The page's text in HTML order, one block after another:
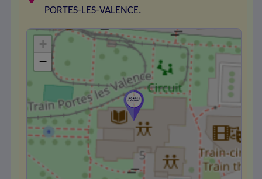
PORTES-LES-VALENCE.
+
−